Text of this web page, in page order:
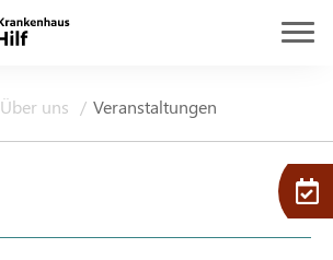
Über uns Veranstaltungen